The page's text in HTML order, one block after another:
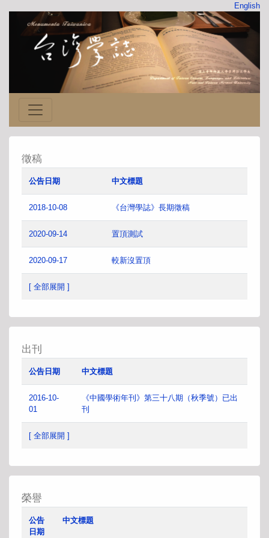
English
徵稿
公告日期 中文標題
2018-10-08 《台灣學誌》長期徵稿
2020-09-14 置頂測試
2020-09-17 較新沒置頂
[ 全部展開 ]
出刊
公告日期 中文標題
2016-10-
01
《中國學術年刊》第三十八期（秋季號）已出
刊
[ 全部展開 ]
榮譽
公告
日期
中文標題